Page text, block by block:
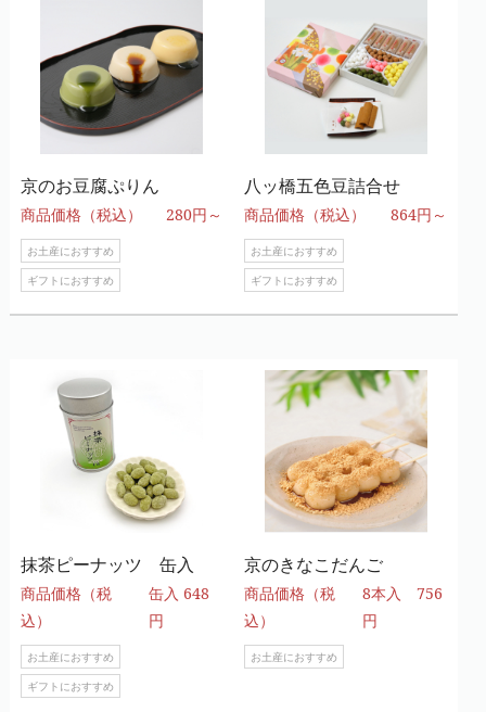
京のお豆腐ぷりん
商品価格（税込） 280円～
お土産におすすめ
ギフトにおすすめ
八ッ橋五色豆詰合せ
商品価格（税込） 864円～
お土産におすすめ
ギフトにおすすめ
抹茶ピーナッツ 缶入
商品価格（税
込）
缶入 648
円
お土産におすすめ
ギフトにおすすめ
京のきなこだんご
商品価格（税
込）
8本入 756
円
お土産におすすめ